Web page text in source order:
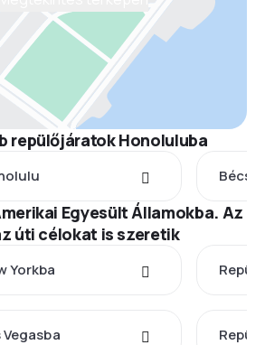
repülőjáratok Honoluluba
Bécs
Egyesült Államokba. Az
úti célokat is szeretik
Yorkba